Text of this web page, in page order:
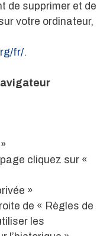
de supprimer et de
votre ordinateur,
fr/.
cliquez sur «
»
de « Règles de
les